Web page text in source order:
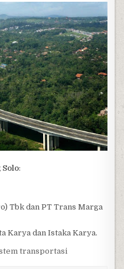
Solo:
Tbk dan PT Trans Marga
Karya dan Istaka Karya.
transportasi